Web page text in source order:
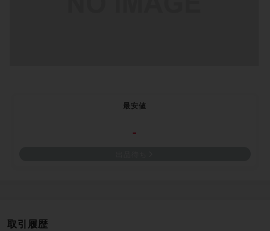
最安値
-
取引履歴